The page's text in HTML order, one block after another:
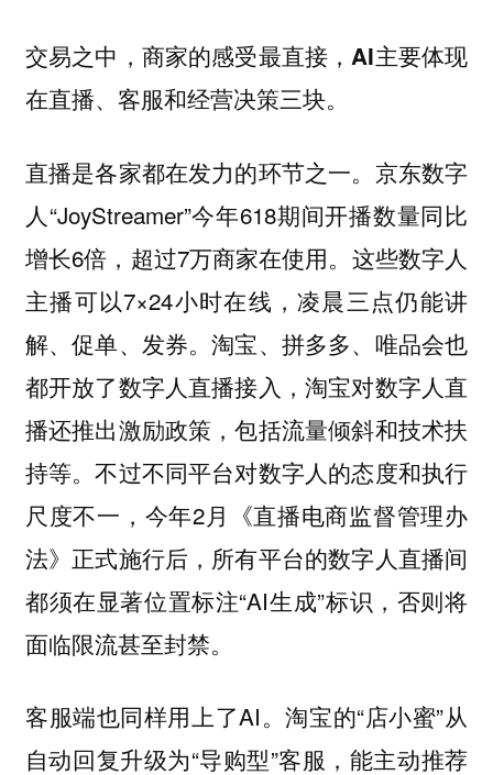
交易之中，商家的感受最直接，AI主要体现
在直播、客服和经营决策三块。
直播是各家都在发力的环节之一。京东数字
人“JoyStreamer”今年618期间开播数量同比
增长6倍，超过7万商家在使用。这些数字人
主播可以7×24小时在线，凌晨三点仍能讲
解、促单、发券。淘宝、拼多多、唯品会也
都开放了数字人直播接入，淘宝对数字人直
播还推出激励政策，包括流量倾斜和技术扶
持等。不过不同平台对数字人的态度和执行
尺度不一，今年2月《直播电商监督管理办
法》正式施行后，所有平台的数字人直播间
都须在显著位置标注“AI生成”标识，否则将
面临限流甚至封禁。
客服端也同样用上了AI。淘宝的“店小蜜”从
自动回复升级为“导购型”客服，能主动推荐